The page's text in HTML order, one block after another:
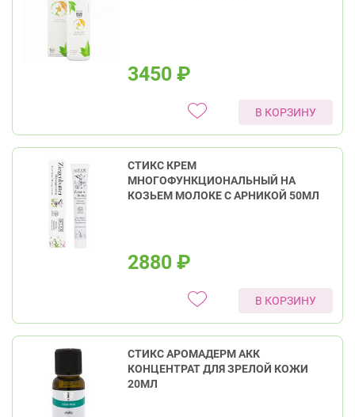
3450 ₽
В КОРЗИНУ
СТИКС КРЕМ
МНОГОФУНКЦИОНАЛЬНЫЙ НА
КОЗЬЕМ МОЛОКЕ С АРНИКОЙ 50МЛ
2880 ₽
В КОРЗИНУ
СТИКС АРОМАДЕРМ АКК
КОНЦЕНТРАТ ДЛЯ ЗРЕЛОЙ КОЖИ
20МЛ